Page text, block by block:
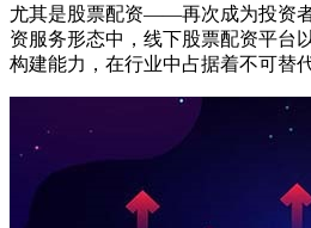
尤其是股票配资——再次成为投资
资服务形态中，线下股票配资平台
构建能力，在行业中占据着不可替